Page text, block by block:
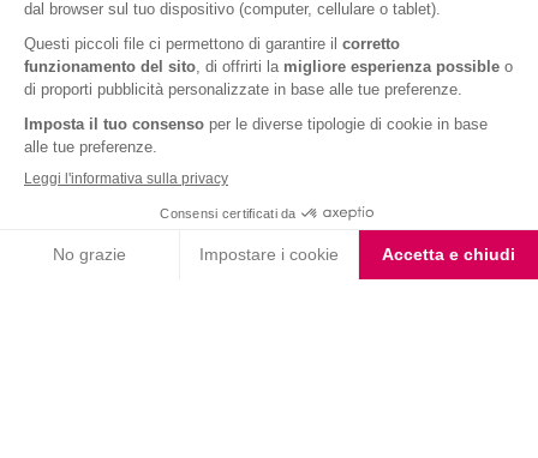
Consigli di Pesoforma
Suggeriamo il consumo dei centrifugati:
a digiuno per aumentare la loro azione depurativa o lontano
dai pasti, quindi a metà mattina o metà pomeriggio;
subito dopo averli preparati per beneficiare di tutte le
proprietà di frutta e verdura;
con frutta e verduradi stagione
lavarla accuratamente;
Infine, utilizzate le bucce residue ed eventuali scarti di frutta